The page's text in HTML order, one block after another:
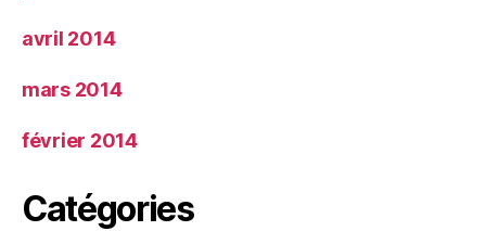
avril 2014
mars 2014
février 2014
Catégories